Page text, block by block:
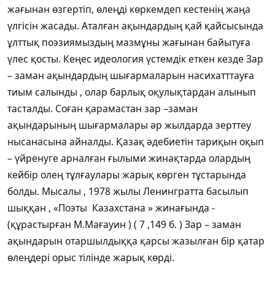
жағынан өзгертіп, өлеңді көркемдеп кестенің жаңа
үлгісін жасады. Аталған ақындардың қай қайсысында
ұлттық поэзиямыздың мазмұны жағынан байытуға
үлес қосты. Кеңес идеология үстемдік еткен кезде Зар
– заман ақындардың шығармаларын насихатттауға
тиым салынды , олар барлық оқулықтардан алынып
тасталды. Соған қарамастан зар –заман
ақындарының шығармалары әр жылдарда зерттеу
нысанасына айналды. Қазақ әдебиетін тариқын оқып
– үйренуге арналған ғылыми жинақтарда олардың
кейбір олең тұлғаулары жарық көрген тұстарында
болды. Мысалы , 1978 жылы Ленингратта басылып
шыққан , «Поэты Казахстана » жинағында -
(құрастырған М.Мағауин ) ( 7 ,149 б. ) Зар – заман
ақындарын отаршылдыққа қарсы жазылған бір қатар
өлеңдері орыс тілінде жарық көрді.